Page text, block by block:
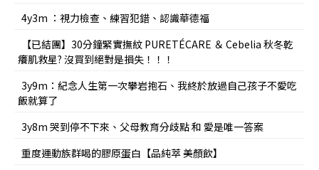
4y3m ：視力檢查、練習犯錯、認識華德福
【已結團】30分鐘緊實撫紋 PURETÉCARE ＆ Cebelia 秋冬乾
癢肌救星? 沒買到絕對是損失！！！
3y9m：紀念人生第一次攀岩抱石、我終於放過自己孩子不愛吃
飯就算了
3y8m 哭到停不下來、父母教育分歧點 和 愛是唯一答案
重度運動族群喝的膠原蛋白【品純萃 美顏飲】